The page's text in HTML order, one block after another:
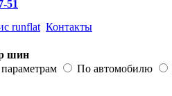
51
runflat Контакты
шин
По автомобилю